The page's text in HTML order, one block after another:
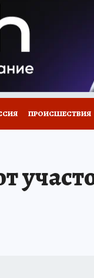
ПОТРЕБИТЕЛЯ
ПРОИСШЕСТВИЯ